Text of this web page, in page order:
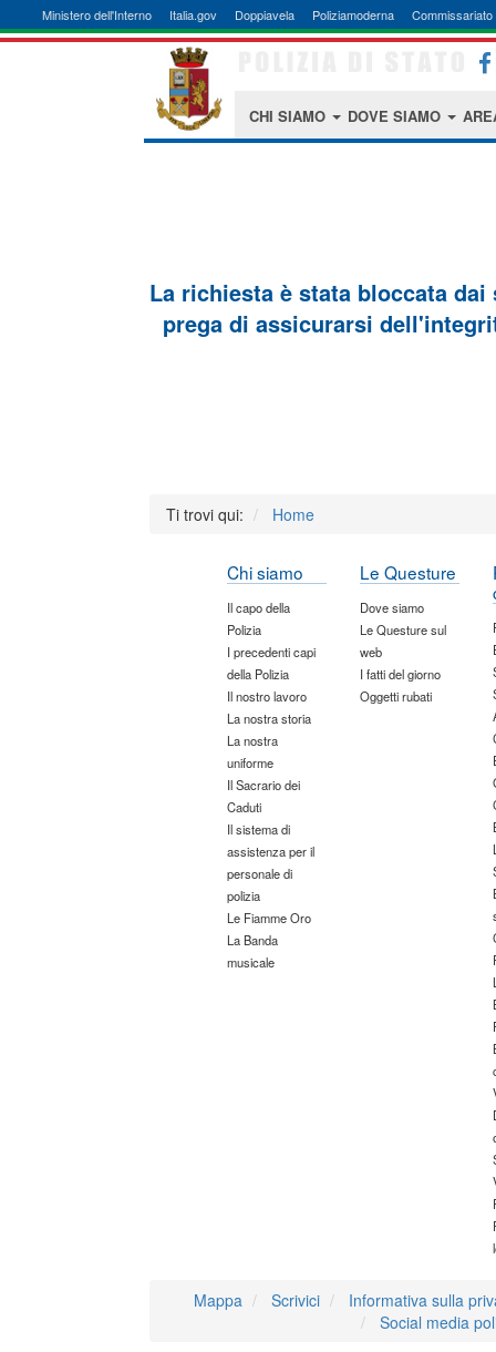
Ministero dell'Interno Italia.gov Doppiavela Poliziamoderna Commissariato
CHI SIAMO DOVE SIAMO
La richiesta è stata bloccata
prega di assicurarsi
Ti trovi qui: Home
Chi siamo
Il capo della
Polizia
I precedenti capi
della Polizia
Il nostro lavoro
La nostra storia
La nostra
uniforme
Il Sacrario dei
Caduti
Il sistema di
assistenza per il
personale di
polizia
Le Fiamme Oro
La Banda
musicale
Le Questure
Dove siamo
Le Questure sul
web
I fatti del giorno
Oggetti rubati
Mappa Scrivici
Informativa sulla
Social media